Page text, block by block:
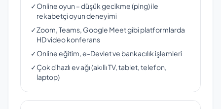
✓Online oyun – düşük gecikme (ping) ile
rekabetçi oyun deneyimi
✓Zoom, Teams, Google Meet gibi platformlarda
HD video konferans
✓Online eğitim, e-Devlet ve bankacılık işlemleri
✓Çok cihazlı ev ağı (akıllı TV, tablet, telefon,
laptop)